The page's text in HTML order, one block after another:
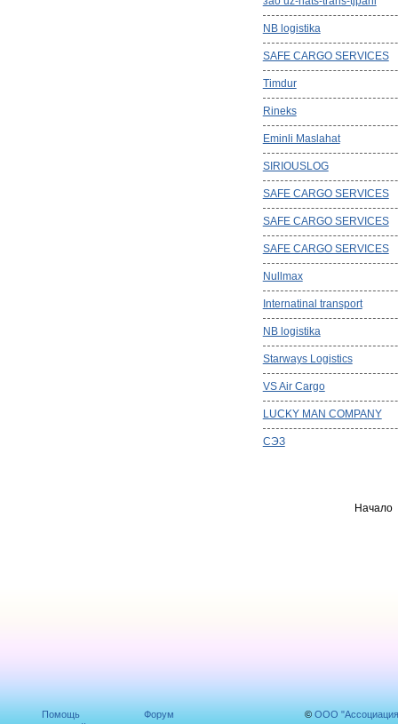
NB logistika
SAFE CARGO SERVICES
Timdur
Rineks
Eminli Maslahat
SIRIOUSLOG
SAFE CARGO SERVICES
SAFE CARGO SERVICES
SAFE CARGO SERVICES
Nullmax
Internatinal transport
NB logistika
Starways Logistics
VS Air Cargo
LUCKY MAN COMPANY
СЭЗ
Помощь
Форум
© ООО "Ассоциация